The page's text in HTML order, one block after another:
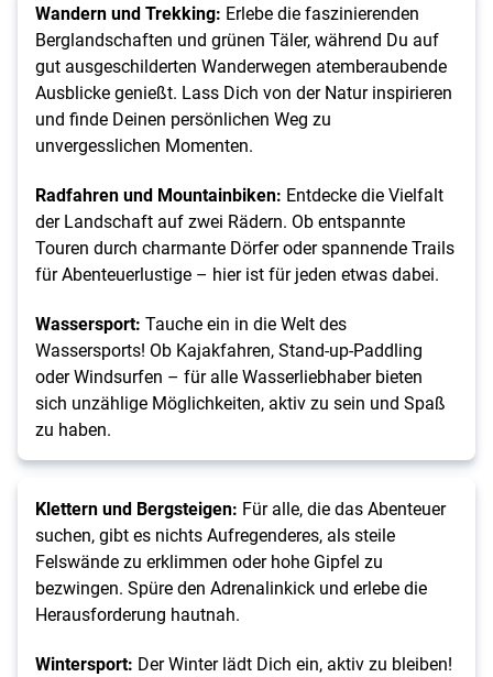
Wandern und Trekking: Erlebe die faszinierenden
Berglandschaften und grünen Täler, während Du auf
gut ausgeschilderten Wanderwegen atemberaubende
Ausblicke genießt. Lass Dich von der Natur inspirieren
und finde Deinen persönlichen Weg zu
unvergesslichen Momenten.
Radfahren und Mountainbiken: Entdecke die Vielfalt
der Landschaft auf zwei Rädern. Ob entspannte
Touren durch charmante Dörfer oder spannende Trails
für Abenteuerlustige – hier ist für jeden etwas dabei.
Wassersport: Tauche ein in die Welt des
Wassersports! Ob Kajakfahren, Stand-up-Paddling
oder Windsurfen – für alle Wasserliebhaber bieten
sich unzählige Möglichkeiten, aktiv zu sein und Spaß
zu haben.
Klettern und Bergsteigen: Für alle, die das Abenteuer
suchen, gibt es nichts Aufregenderes, als steile
Felswände zu erklimmen oder hohe Gipfel zu
bezwingen. Spüre den Adrenalinkick und erlebe die
Herausforderung hautnah.
Wintersport: Der Winter lädt Dich ein, aktiv zu bleiben!